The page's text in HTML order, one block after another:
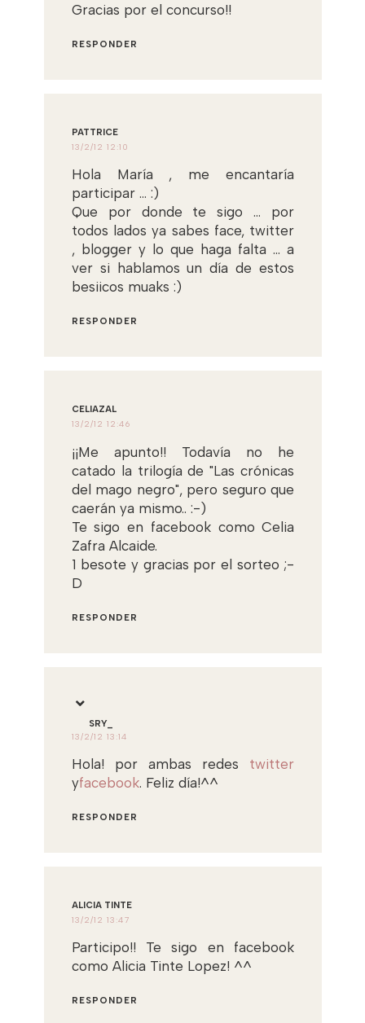
Gracias por el concurso!!
RESPONDER
PATTRICE
13/2/12 12:10
Hola María , me encantaría
participar ... :)
Que por donde te sigo ... por
todos lados ya sabes face, twitter
, blogger y lo que haga falta ... a
ver si hablamos un día de estos
besiicos muaks :)
RESPONDER
CELIAZAL
13/2/12 12:46
¡¡Me apunto!! Todavía no he
catado la trilogía de "Las crónicas
del mago negro", pero seguro que
caerán ya mismo.. :-)
Te sigo en facebook como Celia
Zafra Alcaide.
1 besote y gracias por el sorteo ;-
D
RESPONDER
SRY_
13/2/12 13:14
Hola! por ambas redes twitter
yfacebook. Feliz día!^^
RESPONDER
ALICIA TINTE
13/2/12 13:47
Participo!! Te sigo en facebook
como Alicia Tinte Lopez! ^^
RESPONDER